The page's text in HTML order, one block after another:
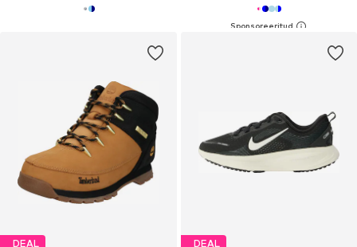
DEAL DEAL